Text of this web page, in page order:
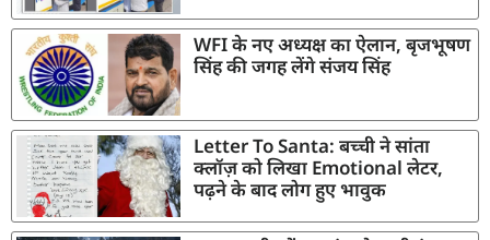
WFI के नए अध्यक्ष का ऐलान, बृजभूषण
सिंह की जगह लेंगे संजय सिंह
Letter To Santa: बच्ची ने सांता
क्लॉज़ को लिखा Emotional लेटर,
पढ़ने के बाद लोग हुए भावुक